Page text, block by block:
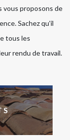
vous proposons de
Sachez qu'il
tous les
rendu de travail.